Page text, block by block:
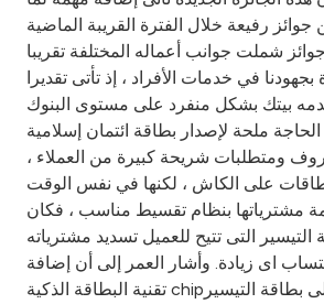
Malaysia
Turkey
Egypt
UK
Kingdom of Bahrain
رفيعة خلال الفترة القريبة الماضية
شملت جوانب أعماله المختلفة تقريبا
في خدمات الأفراد ، إذ تأتى تقديرا
بيتك بشكل منفرد على مستوى البنوك
ملحة لإصدار بطاقة ائتمان إسلامية
ومتطلبات شريحة كبيرة من العملاء ،
على الكاش ، لكنها في نفس الوقت
مشترياتها بنظام تقسيط مناسب ، فكان
التيسير التى تتيح للعميل تسديد مشترياته
اى زيادة. وأشار العمر إلى أن إضافة
تقنية البطاقة الذكية chipحقق ميزة مهمة إلى بطاقة التيسير